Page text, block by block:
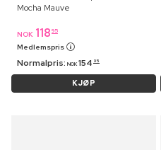
Mocha Mauve
NOK 118 95
Medlemspris
Normalpris: NOK 154 95
KJØP